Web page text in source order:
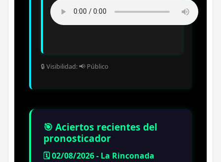
🔒 Visibilidad: 📢 Público
🎯 Aciertos recientes del
pronosticador
🗓️ 02/08/2026 - La Rinconada